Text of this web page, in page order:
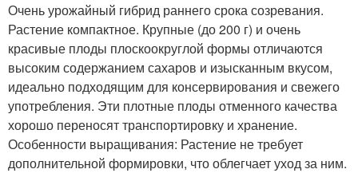
Очень урожайный гибрид раннего срока созревания.
Растение компактное. Крупные (до 200 г) и очень
красивые плоды плоскоокруглой формы отличаются
высоким содержанием сахаров и изысканным вкусом,
идеально подходящим для консервирования и свежего
употребления. Эти плотные плоды отменного качества
хорошо переносят транспортировку и хранение.
Особенности выращивания: Растение не требует
дополнительной формировки, что облегчает уход за ним.